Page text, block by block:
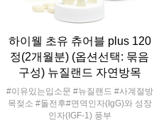
하이웰 초유 츄어블 plus 120
정(2개월분) (옵션선택: 묶음
구성) 뉴질랜드 자연방목
#이유있는입소문 #뉴질랜드 #사계절방
목젖소 #돌전후#면역인자(IgG)와 성장
인자(IGF-1) 풍부